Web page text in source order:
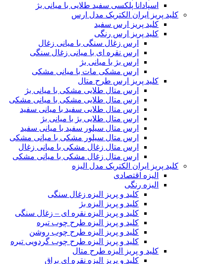
اسپادانا پلکسی سفید طلایی با میانی بژ
کلید پریز ایران الکتریک مدل ارس
کلید پریز ارس سفید
کلید پریز ارس رنگی
ارس زغال سنگی با میانی زغال
ارس نقره ای با میانی زغال سنگی
ارس بژ با میانی بژ
ارس مشکی مات با میانی مشکی
کلید پریز ارس طرح متال
ارس متال طلایی مشکی با میانی بژ
ارس متال طلایی مشکی با میانی مشکی
ارس متال طلایی سفید با میانی سفید
ارس متال طلایی بژ با میانی بژ
ارس متال سیلور سفید با میانی سفید
ارس متال سیلور مشکی با میانی مشکی
ارس متال زغال مشکی با میانی زغال
ارس متال زغال مشکی با میانی مشکی
کلید پریز ایران الکتریک مدل الیزه
الیزه اقتصادی
الیزه رنگی
کلید و پریز الیزه زغال سنگی
کلید و پریز الیزه بژ
کلید و پریز الیزه نقره ای – زغال سنگی
کلید و پریز الیزه طرح چوب تیره
کلید و پریز الیزه طرح چوب روشن
کلید و پریز الیزه طرح چوب گردویی تیره
کلید و پریز الیزه طرح متال
کلید و پریز الیزه نقره ای براق